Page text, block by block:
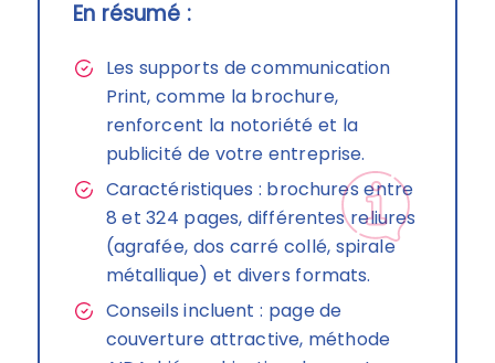
En résumé :
Les supports de communication
Print, comme la brochure,
renforcent la notoriété et la
publicité de votre entreprise.
Caractéristiques : brochures entre
8 et 324 pages, différentes reliures
(agrafée, dos carré collé, spirale
métallique) et divers formats.
Conseils incluent : page de
couverture attractive, méthode